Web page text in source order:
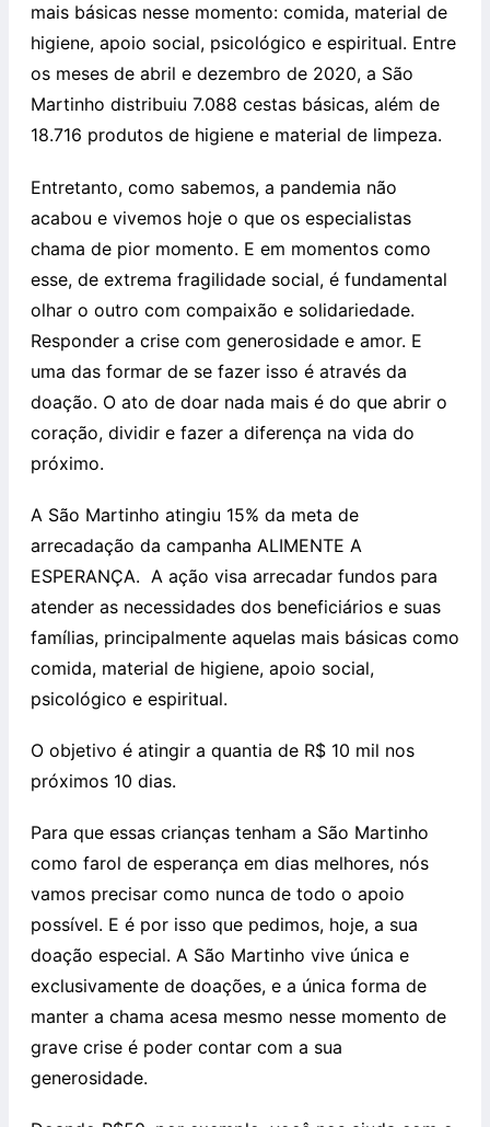
mais básicas nesse momento: comida, material de
higiene, apoio social, psicológico e espiritual. Entre
os meses de abril e dezembro de 2020, a São
Martinho distribuiu 7.088 cestas básicas, além de
18.716 produtos de higiene e material de limpeza.
Entretanto, como sabemos, a pandemia não
acabou e vivemos hoje o que os especialistas
chama de pior momento. E em momentos como
esse, de extrema fragilidade social, é fundamental
olhar o outro com compaixão e solidariedade.
Responder a crise com generosidade e amor. E
uma das formar de se fazer isso é através da
doação. O ato de doar nada mais é do que abrir o
coração, dividir e fazer a diferença na vida do
próximo.
A São Martinho atingiu 15% da meta de
arrecadação da campanha ALIMENTE A
ESPERANÇA. A ação visa arrecadar fundos para
atender as necessidades dos beneficiários e suas
famílias, principalmente aquelas mais básicas como
comida, material de higiene, apoio social,
psicológico e espiritual.
O objetivo é atingir a quantia de R$ 10 mil nos
próximos 10 dias.
Para que essas crianças tenham a São Martinho
como farol de esperança em dias melhores, nós
vamos precisar como nunca de todo o apoio
possível. E é por isso que pedimos, hoje, a sua
doação especial. A São Martinho vive única e
exclusivamente de doações, e a única forma de
manter a chama acesa mesmo nesse momento de
grave crise é poder contar com a sua
generosidade.